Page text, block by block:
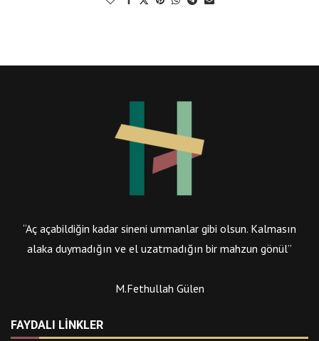
“Aç açabildiğin kadar sineni ummanlar gibi olsun. Kalmasın
alaka duymadığın ve el uzatmadığın bir mahzun gönül”
M.Fethullah Gülen
FAYDALI LINKLER